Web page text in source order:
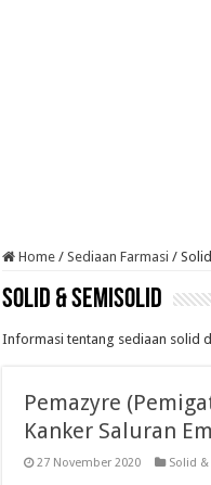
Home / Sediaan Farmasi /
Solid & Semisolid
Informasi tentang sediaan solid
Pemazyre
Kanker Saluran
27 November 2020 Solid